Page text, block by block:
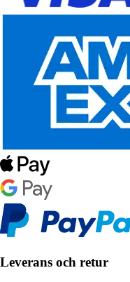
Leverans och retur